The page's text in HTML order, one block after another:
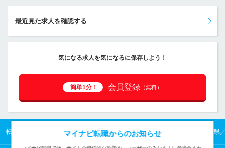
最近見た求人を確認する
気になる求人を気になるに保存しよう！
簡単1分！ 会員登録 （無料）
転職TOP 九州の転職・求人情報TOP 宮崎県の転職・求人情報TOP 宮崎県
マイナビ転職からのお知らせ